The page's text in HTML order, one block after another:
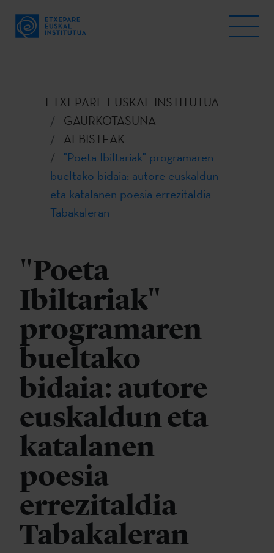
ETXEPARE EUSKAL INSTITUTUA
GAURKOTASUNA
ALBISTEAK
"Poeta Ibiltariak" programaren
bueltako bidaia: autore euskaldun
eta katalanen poesia errezitaldia
Tabakaleran
"Poeta
Ibiltariak"
programaren
bueltako
bidaia: autore
euskaldun eta
katalanen
poesia
errezitaldia
Tabakaleran